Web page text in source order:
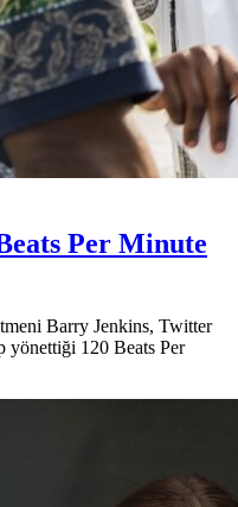
Per Minute
Barry Jenkins, Twitter
yönettiği 120 Beats Per